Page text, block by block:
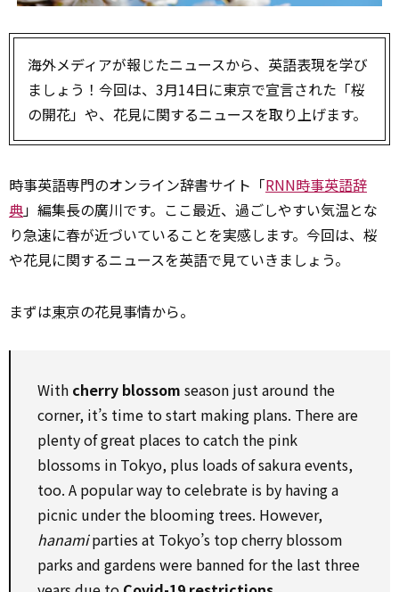
海外メディアが報じたニュースから、英語表現を学び
ましょう！今回は、3月14日に東京で宣言された「桜
の開花」や、花見に関するニュースを取り上げます。
時事英語専門のオンライン辞書サイト「RNN時事英語辞
典」編集長の廣川です。ここ最近、過ごしやすい気温とな
り急速に春が近づいていることを実感します。今回は、桜
や花見に関するニュースを英語で見ていきましょう。
まずは東京の花見事情から。
With cherry blossom season just around the
corner, it’s time to start making plans. There are
plenty of great places to catch the pink
blossoms in Tokyo, plus loads of sakura events,
too. A popular way to celebrate is by having a
picnic under the blooming trees. However,
hanamiparties at Tokyo’s top cherry blossom
parks and gardens were banned for the last three